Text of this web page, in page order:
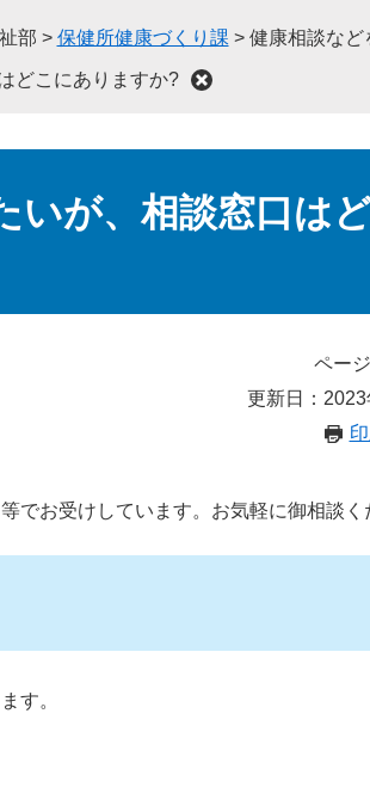
部 > 保健所健康づくり課 > 健康相談など
どこにありますか?
いが、相談窓口は
ペー
更新日：
でお受けしています。お気軽に御相談く
す。